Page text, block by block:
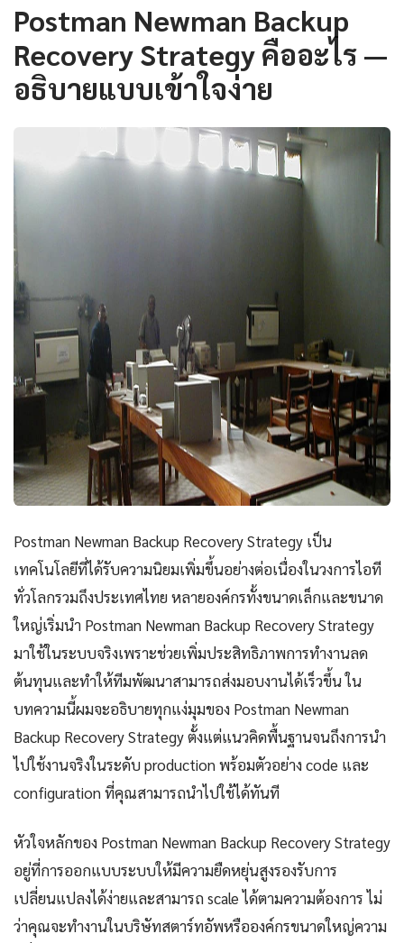
Postman Newman Backup
Recovery Strategy คืออะไร —
อธิบายแบบเข้าใจง่าย
Postman Newman Backup Recovery Strategy เป็น
เทคโนโลยีที่ได้รับความนิยมเพิ่มขึ้นอย่างต่อเนื่องในวงการไอที
ทั่วโลกรวมถึงประเทศไทย หลายองค์กรทั้งขนาดเล็กและขนาด
ใหญ่เริ่มนำ Postman Newman Backup Recovery Strategy
มาใช้ในระบบจริงเพราะช่วยเพิ่มประสิทธิภาพการทำงานลด
ต้นทุนและทำให้ทีมพัฒนาสามารถส่งมอบงานได้เร็วขึ้น ใน
บทความนี้ผมจะอธิบายทุกแง่มุมของ Postman Newman
Backup Recovery Strategy ตั้งแต่แนวคิดพื้นฐานจนถึงการนำ
ไปใช้งานจริงในระดับ production พร้อมตัวอย่าง code และ
configuration ที่คุณสามารถนำไปใช้ได้ทันที
หัวใจหลักของ Postman Newman Backup Recovery Strategy
อยู่ที่การออกแบบระบบให้มีความยืดหยุ่นสูงรองรับการ
เปลี่ยนแปลงได้ง่ายและสามารถ scale ได้ตามความต้องการ ไม่
ว่าคุณจะทำงานในบริษัทสตาร์ทอัพหรือองค์กรขนาดใหญ่ความ